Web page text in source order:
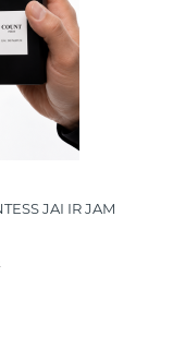
JAI IR JAM